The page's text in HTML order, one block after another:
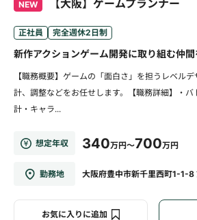
NEW 【大阪】ゲームプランナー
正社員 完全週休2日制
新作アクションゲーム開発に取り組む仲間
【職務概要】ゲームの「面白さ」を担うレベル
計、調整などをお任せします。【職務詳細】・
計・キャラ...
想定年収 340万円～700万円
勤務地 大阪府豊中市新千里西町1-1-8
お気に入りに追加